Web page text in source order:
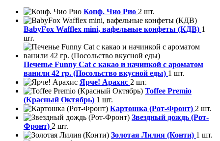
Конф. Чио Рио 2 шт.
BabyFox Wafflex mini, вафельные конфеты (КДВ) 1
шт.
Печенье Funny Сat с какао и начинкой с ароматом
ванили 42 гр. (Посольство вкусной еды) 1 шт.
Ярче! Арахис 2 шт.
Toffee Premio
(Красный Октябрь) 1 шт.
Картошка (Рот-Фронт) 2 шт.
Звездный дождь (Рот-
Фронт) 2 шт.
Золотая Лилия (Конти) 1 шт.